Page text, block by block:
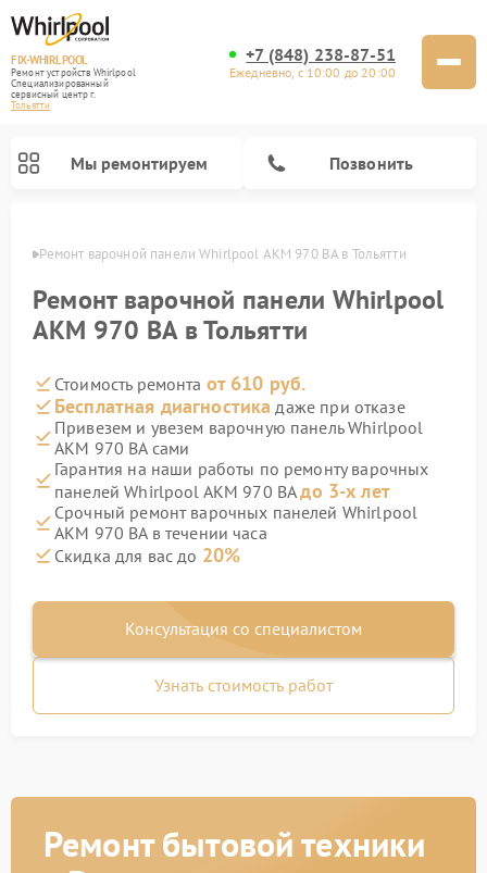
FIX-WHIRLPOOL
Ремонт устройств Whirlpool
Специализированный
cервисный центр г.
Тольятти
+7 (848) 238-87-51
Ежедневно, с 10:00 до 20:00
Мы ремонтируем Позвонить
Ремонт варочной панели Whirlpool AKM 970 BA в Тольятти
Ремонт варочной панели Whirlpool
AKM 970 BA в Тольятти
Стоимость ремонта от 610 руб.
Бесплатная диагностика даже при отказе
Привезем и увезем варочную панель Whirlpool
AKM 970 BA сами
Гарантия на наши работы по ремонту варочных
панелей Whirlpool AKM 970 BAдо 3-х лет
Срочный ремонт варочных панелей Whirlpool
AKM 970 BA в течении часа
Скидка для вас до 20%
Консультация со специалистом
Узнать стоимость работ
Ремонт бытовой техники